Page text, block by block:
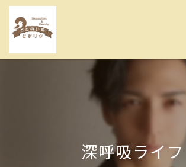
深呼吸ライフ